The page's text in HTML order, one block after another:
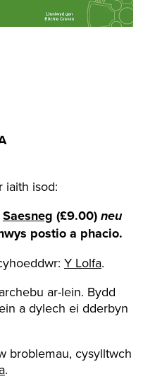
iaith isod:
Saesneg (£9.00) neu
postio a phacio.
Y Lolfa.
ar-lein. Bydd
a dylech ei dderbyn
broblemau, cysylltwch
.